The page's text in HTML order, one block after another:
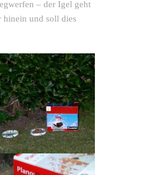
– der Igel geht
hinein und soll dies